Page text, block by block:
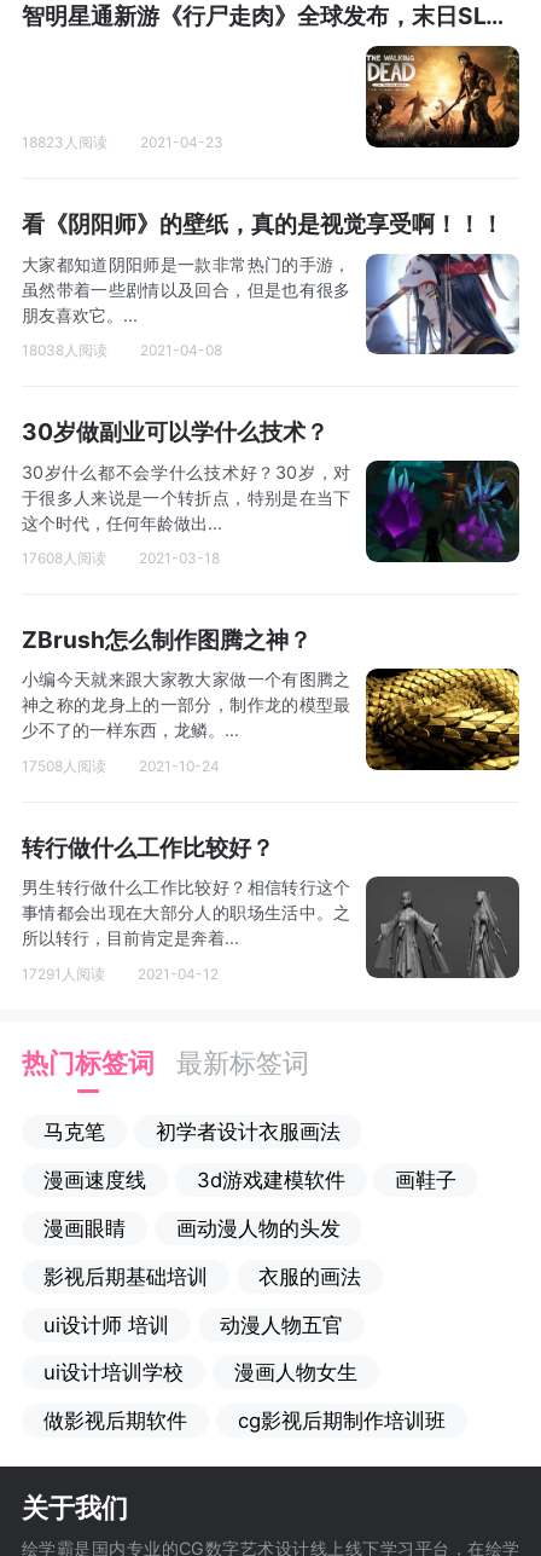
智明星通新游《行尸走肉》全球发布，末日SLG大决战
18823人阅读 2021-04-23
看《阴阳师》的壁纸，真的是视觉享受啊！！！
大家都知道阴阳师是一款非常热门的手游，
虽然带着一些剧情以及回合，但是也有很多
朋友喜欢它。...
18038人阅读 2021-04-08
30岁做副业可以学什么技术？
30岁什么都不会学什么技术好？30岁，对
于很多人来说是一个转折点，特别是在当下
这个时代，任何年龄做出...
17608人阅读 2021-03-18
ZBrush怎么制作图腾之神？
小编今天就来跟大家教大家做一个有图腾之
神之称的龙身上的一部分，制作龙的模型最
少不了的一样东西，龙鳞。...
17508人阅读 2021-10-24
转行做什么工作比较好？
男生转行做什么工作比较好？相信转行这个
事情都会出现在大部分人的职场生活中。之
所以转行，目前肯定是奔着...
17291人阅读 2021-04-12
热门标签词 最新标签词
马克笔
初学者设计衣服画法
漫画速度线
3d游戏建模软件
画鞋子
漫画眼睛
画动漫人物的头发
影视后期基础培训
衣服的画法
ui设计师 培训
动漫人物五官
ui设计培训学校
漫画人物女生
做影视后期软件
cg影视后期制作培训班
关于我们
绘学霸是国内专业的CG数字艺术设计线上线下学习平台，在绘学